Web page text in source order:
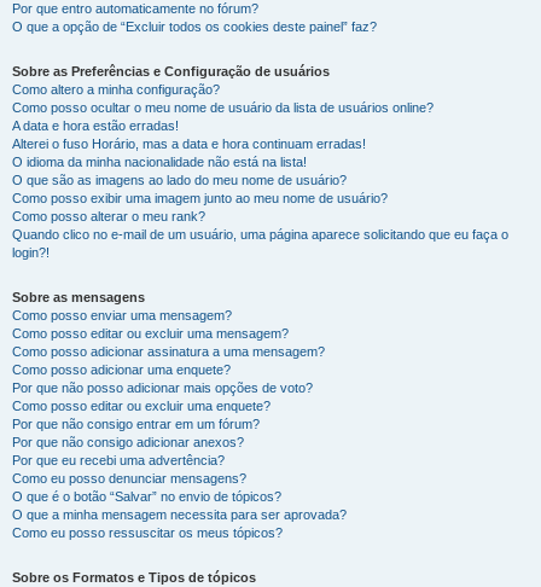
Por que entro automaticamente no fórum?
O que a opção de “Excluir todos os cookies deste painel” faz?
Sobre as Preferências e Configuração de usuários
Como altero a minha configuração?
Como posso ocultar o meu nome de usuário da lista de usuários online?
A data e hora estão erradas!
Alterei o fuso Horário, mas a data e hora continuam erradas!
O idioma da minha nacionalidade não está na lista!
O que são as imagens ao lado do meu nome de usuário?
Como posso exibir uma imagem junto ao meu nome de usuário?
Como posso alterar o meu rank?
Quando clico no e-mail de um usuário, uma página aparece solicitando que eu faça o
login?!
Sobre as mensagens
Como posso enviar uma mensagem?
Como posso editar ou excluir uma mensagem?
Como posso adicionar assinatura a uma mensagem?
Como posso adicionar uma enquete?
Por que não posso adicionar mais opções de voto?
Como posso editar ou excluir uma enquete?
Por que não consigo entrar em um fórum?
Por que não consigo adicionar anexos?
Por que eu recebi uma advertência?
Como eu posso denunciar mensagens?
O que é o botão “Salvar” no envio de tópicos?
O que a minha mensagem necessita para ser aprovada?
Como eu posso ressuscitar os meus tópicos?
Sobre os Formatos e Tipos de tópicos